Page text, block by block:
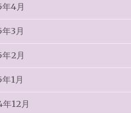
4月
3月
2月
1月
12月